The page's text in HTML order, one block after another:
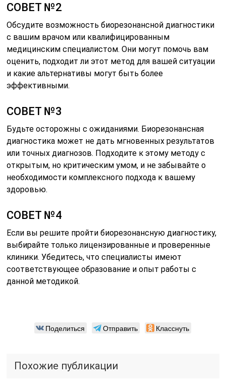
СОВЕТ №2
Обсудите возможность биорезонансной диагностики
с вашим врачом или квалифицированным
медицинским специалистом. Они могут помочь вам
оценить, подходит ли этот метод для вашей ситуации
и какие альтернативы могут быть более
эффективными.
СОВЕТ №3
Будьте осторожны с ожиданиями. Биорезонансная
диагностика может не дать мгновенных результатов
или точных диагнозов. Подходите к этому методу с
открытым, но критическим умом, и не забывайте о
необходимости комплексного подхода к вашему
здоровью.
СОВЕТ №4
Если вы решите пройти биорезонансную диагностику,
выбирайте только лицензированные и проверенные
клиники. Убедитесь, что специалисты имеют
соответствующее образование и опыт работы с
данной методикой.
Поделиться Отправить Класснуть
Похожие публикации